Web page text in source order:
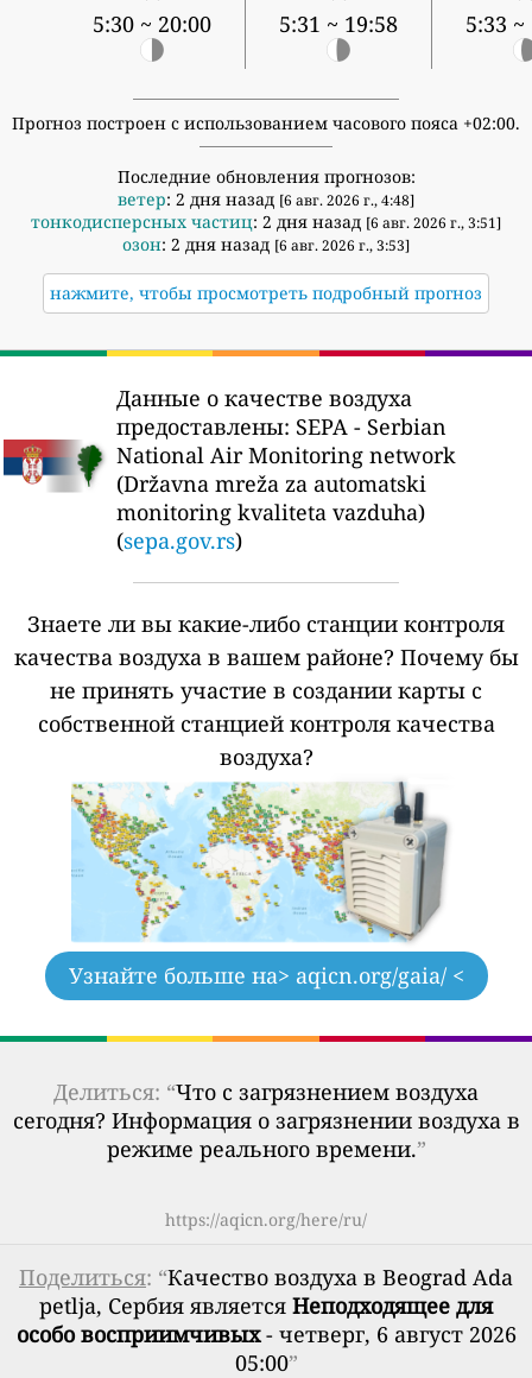
5:30 ~ 20:00 5:31 ~ 19:58 5:33 ~
Прогноз построен с использованием часового пояса +02:00.
Последние обновления прогнозов:
ветер: 2 дня назад [6 авг. 2026 г., 4:48]
тонкодисперсных частиц: 2 дня назад [6 авг. 2026 г., 3:51]
озон: 2 дня назад [6 авг. 2026 г., 3:53]
нажмите, чтобы просмотреть подробный прогноз
Данные о качестве воздуха
предоставлены: SEPA - Serbian
National Air Monitoring network
(Državna mreža za automatski
monitoring kvaliteta vazduha)
(sepa.gov.rs)
Знаете ли вы какие-либо станции контроля
качества воздуха в вашем районе? Почему бы
не принять участие в создании карты с
собственной станцией контроля качества
воздуха?
Узнайте больше на> aqicn.org/gaia/ <
Делиться: “Что с загрязнением воздуха
сегодня? Информация о загрязнении воздуха в
режиме реального времени.”
https://aqicn.org/here/ru/
Поделиться: “Качество воздуха в Beograd Ada
petlja, Сербия является Неподходящее для
особо восприимчивых- четверг, 6 август 2026
05:00”